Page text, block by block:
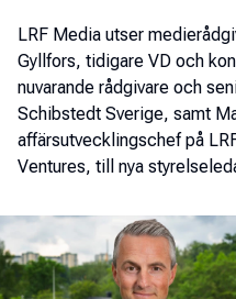
LRF Media utser
Gyllfors, tidigare VD och
nuvarande rådgivare och
Schibstedt Sverige, samt
affärsutvecklingschef på
Ventures, till nya